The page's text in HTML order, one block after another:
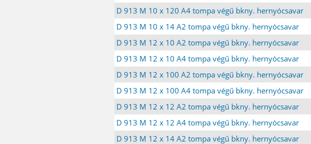
D 913 M 10 x 120 A4 tompa végű bkny. hernyócsavar
D 913 M 10 x 14 A2 tompa végű bkny. hernyócsavar
D 913 M 12 x 10 A2 tompa végű bkny. hernyócsavar
D 913 M 12 x 10 A4 tompa végű bkny. hernyócsavar
D 913 M 12 x 100 A2 tompa végű bkny. hernyócsavar
D 913 M 12 x 100 A4 tompa végű bkny. hernyócsavar
D 913 M 12 x 12 A2 tompa végű bkny. hernyócsavar
D 913 M 12 x 12 A4 tompa végű bkny. hernyócsavar
D 913 M 12 x 14 A2 tompa végű bkny. hernyócsavar